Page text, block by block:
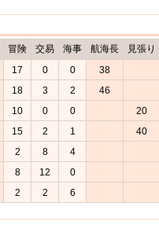
冒険 交易 海事 航海長
見張り
17 0 0
38
18 3 2
46
10 0 0
20
15 2 1
40
2 8
4
8 12
0
2 2 6